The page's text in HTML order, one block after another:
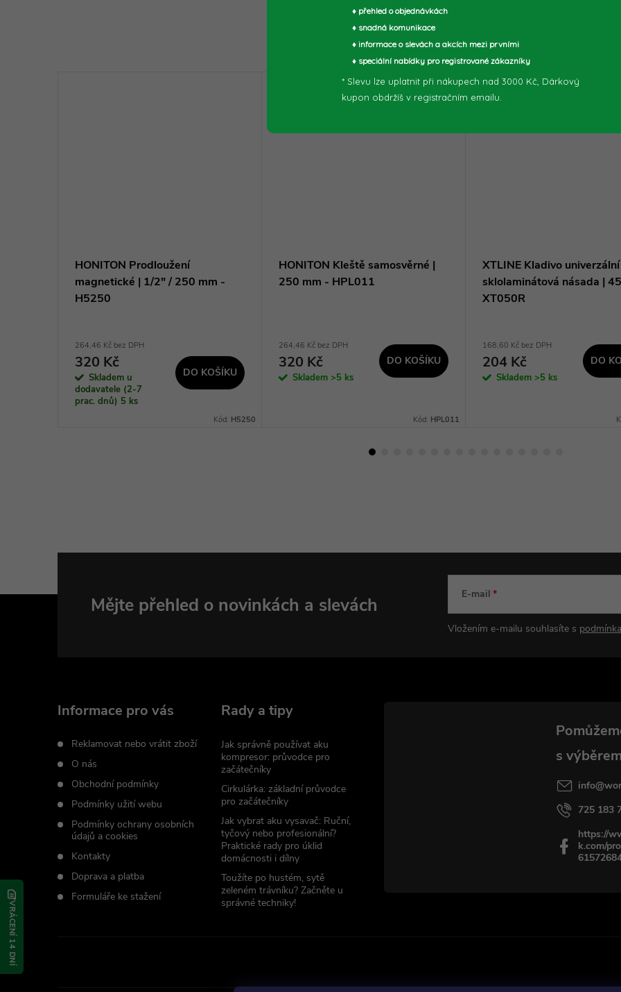
HONITON Prodloužení
magnetické | 1/2" / 250 mm -
H5250
264,46 Kč bez DPH
320 Kč
Skladem u
dodavatele (2-7
prac. dnů) 5 ks
DO KOŠÍKU
Kód: H5250
HONITON Kleště samosvěrné |
250 mm - HPL011
264,46 Kč bez DPH
320 Kč
Skladem >5 ks
DO KOŠÍKU
Kód: HPL011
XTLINE Kladivo
sklolaminátová násada |
XT050R
168,60 Kč bez DPH
204 Kč
Skladem >5 ks
DO
Mějte přehled o novinkách a slevách E-mail
Vložením e-mailu souhlasíte s
Informace pro vás
Reklamovat nebo vrátit zboží
O nás
Obchodní podmínky
Podmínky užití webu
Podmínky ochrany osobních
údajů a cookies
Kontakty
Doprava a platba
Formuláře ke stažení
Rady a tipy
Jak správně používat aku
kompresor: průvodce pro
začátečníky
Cirkulárka: základní průvodce
pro začátečníky
Jak vybrat aku vysavač: Ruční,
tyčový nebo profesionální?
Praktické rady pro úklid
domácnosti i dílny
Toužíte po hustém, sytě
zeleném trávníku? Začněte u
správné techniky!
info@
725 183
https://
k.com/
VRÁCENÍ 14 DNÍ
♦ přehled o objednávkách
♦ snadná komunikace
♦ informace o slevách a akcích mezi prvními
♦ speciální nabídky pro registrované zákazníky
* Slevu lze uplatnit při nákupech nad 3000 Kč, Dárkový
kupon obdržíš v registračním emailu.